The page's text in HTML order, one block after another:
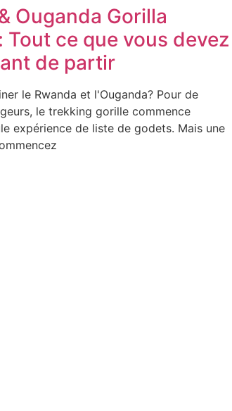
Ouganda Gorilla
Tout ce que vous devez
de partir
le Rwanda et l'Ouganda? Pour de
le trekking gorille commence
expérience de liste de godets. Mais une